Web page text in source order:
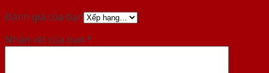
Đánh giá của bạn
Nhận xét của bạn *